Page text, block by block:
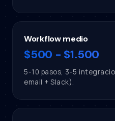
Workflow medio
$500 - $1.500
5-10 pasos, 3-5
email + Slack).